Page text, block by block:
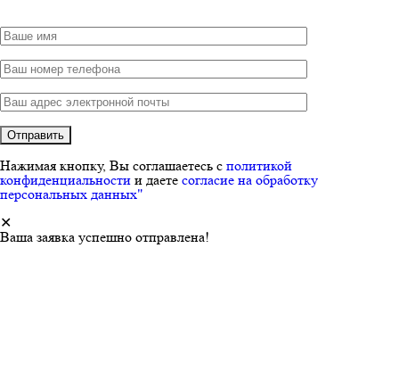
Нажимая кнопку, Вы соглашаетесь с политикой
конфиденциальности и даете согласие на обработку
персональных данных"
✕
Ваша заявка успешно отправлена!